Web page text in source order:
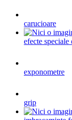
carucioare
efecte speciale
exponometre
grip